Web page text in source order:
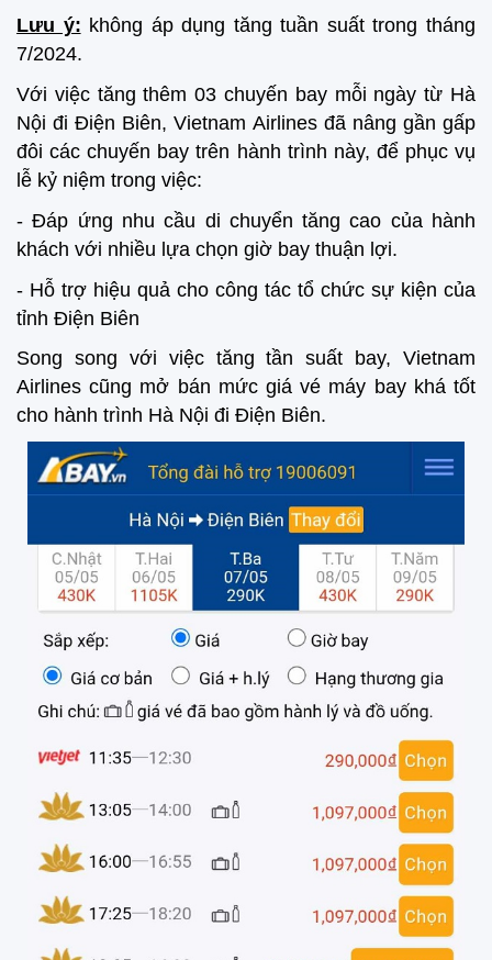
Lưu ý: không áp dụng tăng tuần suất trong tháng
7/2024.
Với việc tăng thêm 03 chuyến bay mỗi ngày từ Hà
Nội đi Điện Biên, Vietnam Airlines đã nâng gần gấp
đôi các chuyến bay trên hành trình này, để phục vụ
lễ kỷ niệm trong việc:
- Đáp ứng nhu cầu di chuyển tăng cao của hành
khách với nhiều lựa chọn giờ bay thuận lợi.
- Hỗ trợ hiệu quả cho công tác tổ chức sự kiện của
tỉnh Điện Biên
Song song với việc tăng tần suất bay, Vietnam
Airlines cũng mở bán mức giá vé máy bay khá tốt
cho hành trình Hà Nội đi Điện Biên.